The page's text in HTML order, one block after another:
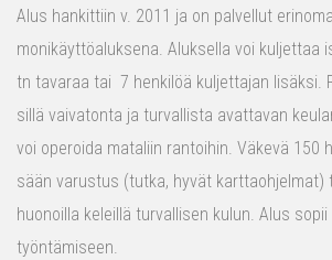
Alus hankittiin v. 2011 ja on palvellut
monikäyttöaluksena. Aluksella voi kuljettaa
tn tavaraa tai 7 henkilöä kuljettajan lisäksi.
sillä vaivatonta ja turvallista avattavan
voi operoida mataliin rantoihin. Väkevä 150
sään varustus (tutka, hyvät karttaohjelmat)
huonoilla keleillä turvallisen kulun. Alus
työntämiseen.